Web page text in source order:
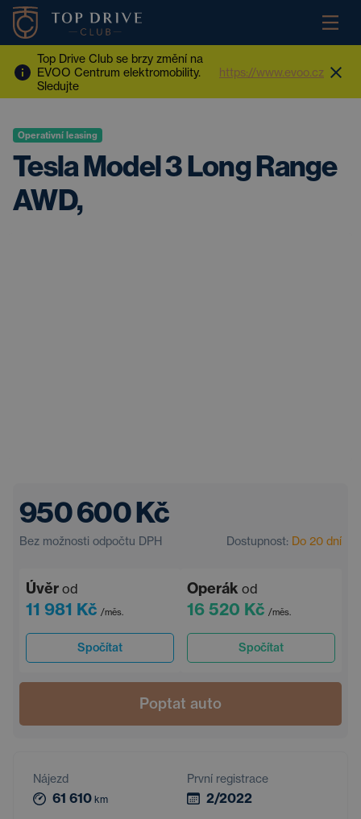
Top Drive Club se brzy změní na
EVOO Centrum elektromobility.
Sledujte
https://www.evoo.cz
Operativní leasing
Tesla Model 3 Long Range
AWD,
950 600 Kč
Bez možnosti odpočtu DPH Dostupnost: Do 20 dní
Úvěr od
11 981 Kč /měs.
Spočítat
Operák od
16 520 Kč /měs.
Spočítat
Poptat auto
Nájezd
61 610 km
První registrace
2/2022